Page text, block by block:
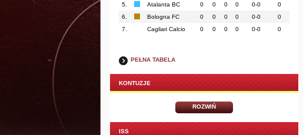
5.
Atalanta BC 0 0 0 0 0-0
0
6.
Bologna FC 0 0 0 0 0-0
0
7.
Cagliari Calcio 0 0 0 0 0-0 0
PEŁNA TABELA
KONTUZJE
ROZWIŃ
ISS